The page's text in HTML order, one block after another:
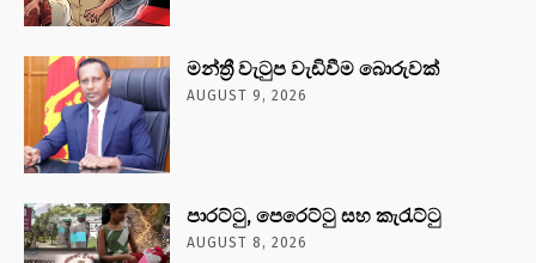
මන්ත්‍රී වැටුප වැඩිවීම බොරුවක්
AUGUST 9, 2026
පාරට්ටු, පෙරෙට්ටු සහ කැරැට්ටු
AUGUST 8, 2026